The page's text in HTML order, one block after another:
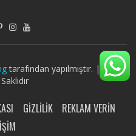
tarafından yapılmıştır. | Tüm
GIZLILIK
REKLAM VERIN